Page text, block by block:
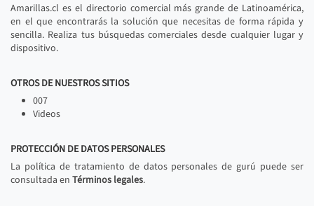
Amarillas.cl es el directorio comercial más grande de Latinoamérica,
en el que encontrarás la solución que necesitas de forma rápida y
sencilla. Realiza tus búsquedas comerciales desde cualquier lugar y
dispositivo.
OTROS DE NUESTROS SITIOS
007
Videos
PROTECCIÓN DE DATOS PERSONALES
La política de tratamiento de datos personales de gurú puede ser
consultada en Términos legales.